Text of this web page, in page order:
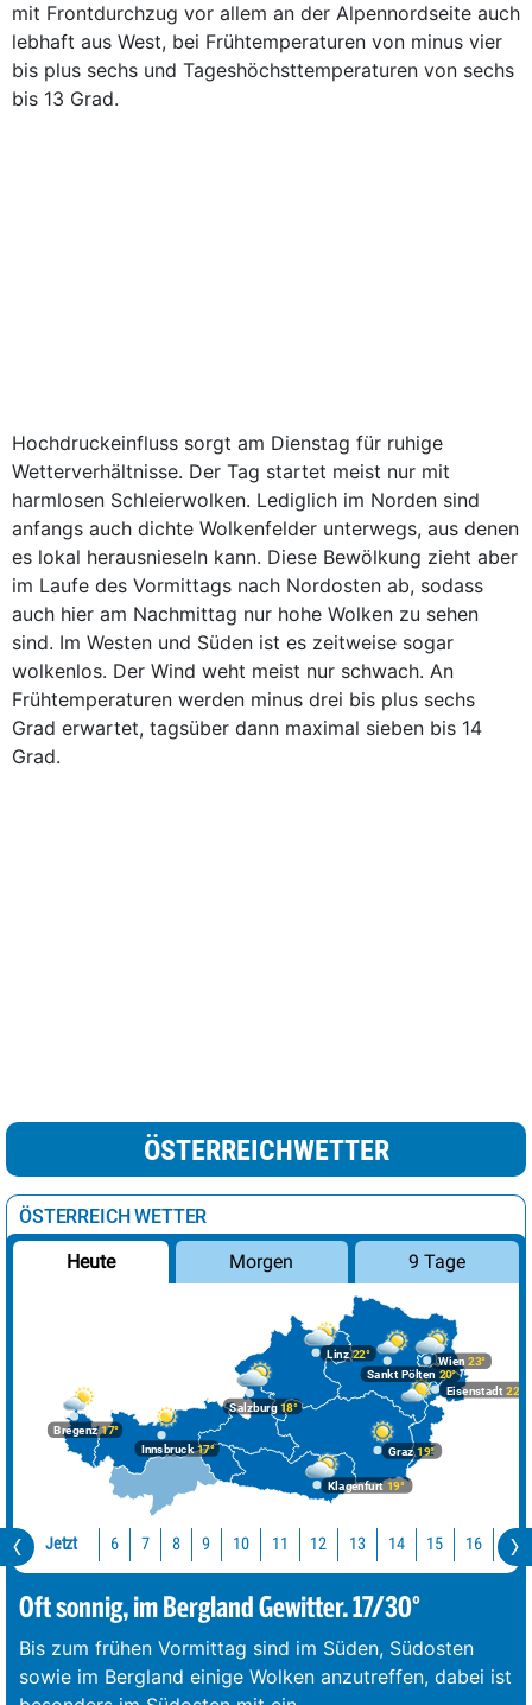
mit Frontdurchzug vor allem an der Alpennordseite auch
lebhaft aus West, bei Frühtemperaturen von minus vier
bis plus sechs und Tageshöchsttemperaturen von sechs
bis 13 Grad.
Hochdruckeinfluss sorgt am Dienstag für ruhige
Wetterverhältnisse. Der Tag startet meist nur mit
harmlosen Schleierwolken. Lediglich im Norden sind
anfangs auch dichte Wolkenfelder unterwegs, aus denen
es lokal herausnieseln kann. Diese Bewölkung zieht aber
im Laufe des Vormittags nach Nordosten ab, sodass
auch hier am Nachmittag nur hohe Wolken zu sehen
sind. Im Westen und Süden ist es zeitweise sogar
wolkenlos. Der Wind weht meist nur schwach. An
Frühtemperaturen werden minus drei bis plus sechs
Grad erwartet, tagsüber dann maximal sieben bis 14
Grad.
ÖSTERREICHWETTER
ÖSTERREICH WETTER
Heute Morgen 9 Tage
Bregenz17°
Graz19°
Innsbruck17°
Klagenfurt 19°
Linz22°
Salzburg18°
Wien 23°
Eisenstadt 22°
Sankt Pölten 20°
Jetzt 6 7 8 9 10 11 12 13 14 15 16 17
Oft sonnig, im Bergland Gewitter. 17/30°
Bis zum frühen Vormittag sind im Süden, Südosten
sowie im Bergland einige Wolken anzutreffen, dabei ist